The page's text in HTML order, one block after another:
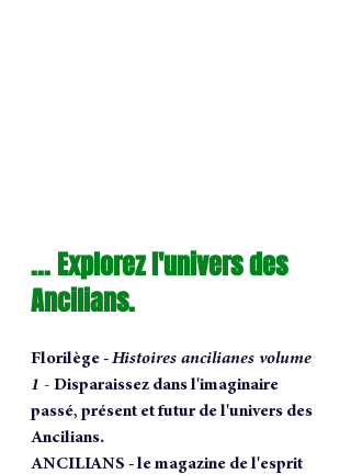
... Explorez l'univers des
Ancilians.
Florilège - Histoires ancilianes volume
1 - Disparaissez dans l'imaginaire
passé, présent et futur de l'univers des
Ancilians.
ANCILIANS - le magazine de l'esprit